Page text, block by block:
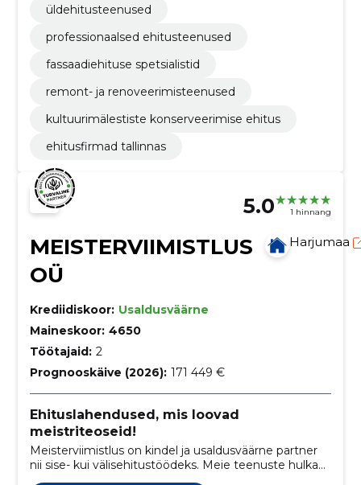
üldehitusteenused
professionaalsed ehitusteenused
fassaadiehituse spetsialistid
remont- ja renoveerimisteenused
kultuurimälestiste konserveerimise ehitus
ehitusfirmad tallinnas
5.0 1 hinnang
MEISTERVIIMISTLUS
OÜ
Harjumaa
Krediidiskoor: Usaldusväärne
Maineskoor: 4650
Töötajaid: 2
Prognooskäive (2026): 171 449 €
Ehituslahendused, mis loovad
meistriteoseid!
Meisterviimistlus on kindel ja usaldusväärne partner
nii sise- kui välisehitustöödeks. Meie teenuste hulka
kuuluvad vundamendi- ja müüritööd,